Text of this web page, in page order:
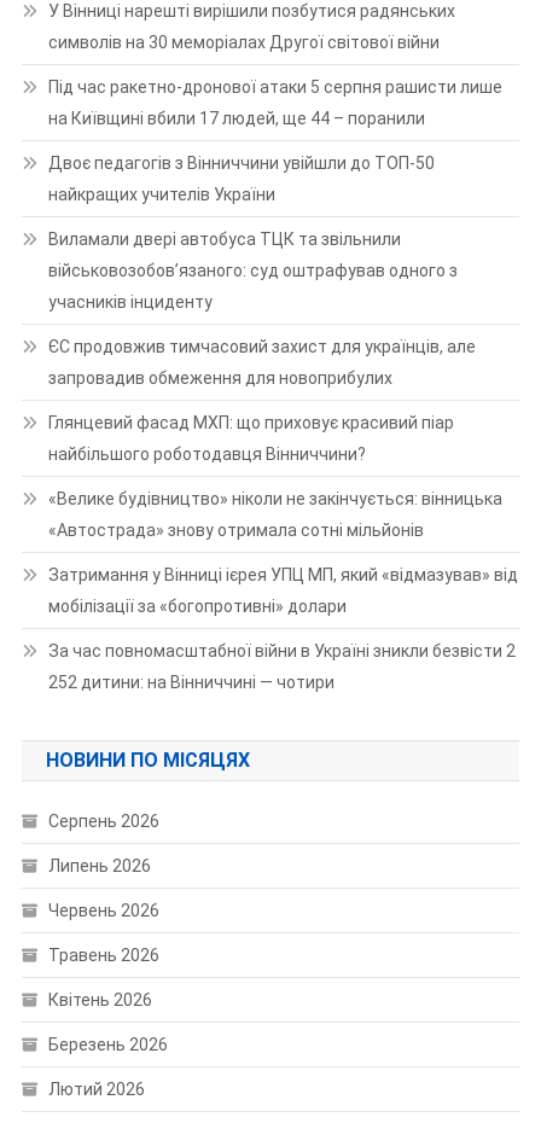
У Вінниці нарешті вирішили позбутися радянських
символів на 30 меморіалах Другої світової війни
Під час ракетно-дронової атаки 5 серпня рашисти лише
на Київщині вбили 17 людей, ще 44 – поранили
Двоє педагогів з Вінниччини увійшли до ТОП-50
найкращих учителів України
Виламали двері автобуса ТЦК та звільнили
військовозобов’язаного: суд оштрафував одного з
учасників інциденту
ЄС продовжив тимчасовий захист для українців, але
запровадив обмеження для новоприбулих
Глянцевий фасад МХП: що приховує красивий піар
найбільшого роботодавця Вінниччини?
«Велике будівництво» ніколи не закінчується: вінницька
«Автострада» знову отримала сотні мільйонів
Затримання у Вінниці ієрея УПЦ МП, який «відмазував» від
мобілізації за «богопротивні» долари
За час повномасштабної війни в Україні зникли безвісти 2
252 дитини: на Вінниччині — чотири
НОВИНИ ПО МІСЯЦЯХ
Серпень 2026
Липень 2026
Червень 2026
Травень 2026
Квітень 2026
Березень 2026
Лютий 2026